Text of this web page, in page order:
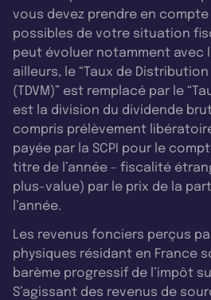
vous devez prendre en
possibles de votre situation
peut évoluer notamment avec
ailleurs, le “Taux de
(TDVM)” est remplacé par le
est la division du dividende
compris prélèvement
payée par la SCPI pour le
titre de l’année - fiscalité
plus-value) par le prix de la
l’année.
Les revenus fonciers perçus
physiques résidant en France
barème progressif de l’impôt
S’agissant des revenus de